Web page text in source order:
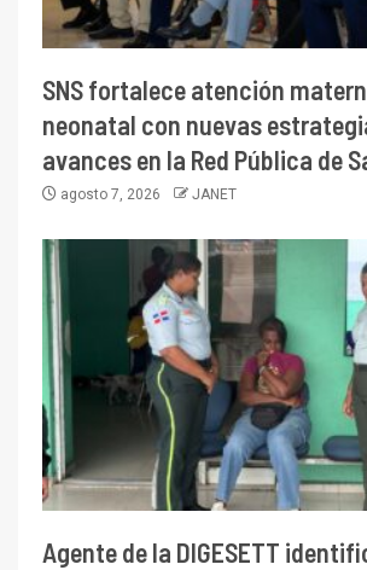
SNS fortalece atención
neonatal con nuevas
avances en la Red Pública de
agosto 7, 2026 JANET
Agente de la DIGESETT